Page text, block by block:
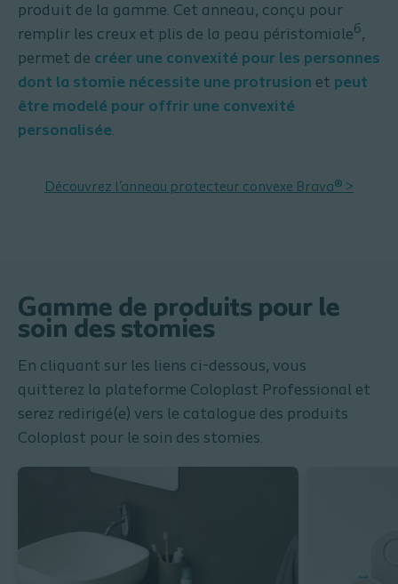
produit de la gamme. Cet anneau, conçu pour
remplir les creux et plis de la peau péristomiale6,
permet de créer une convexité pour les personnes
dont la stomie nécessite une protrusion et peut
être modelé pour offrir une convexité
personalisée.
Découvrez l'anneau protecteur convexe Brava® >
Gamme de produits pour le
soin des stomies
En cliquant sur les liens ci-dessous, vous
quitterez la plateforme Coloplast Professional et
serez redirigé(e) vers le catalogue des produits
Coloplast pour le soin des stomies.